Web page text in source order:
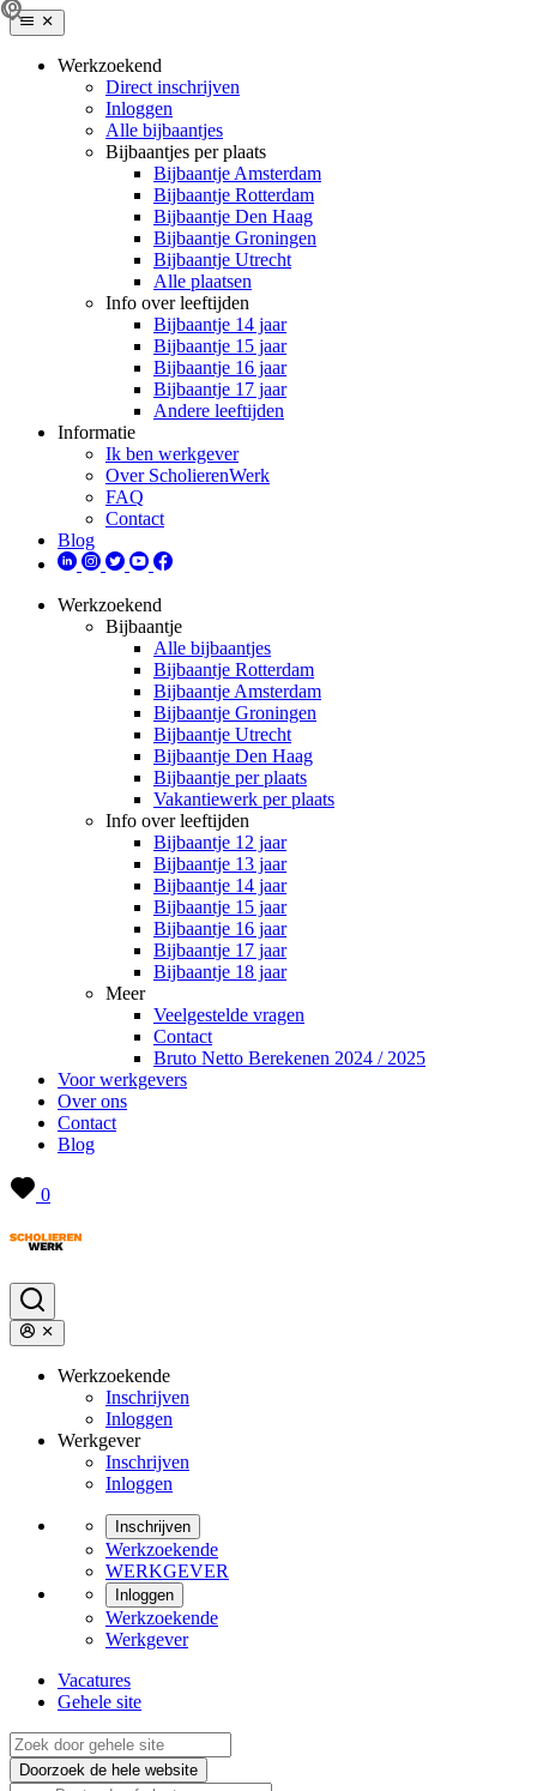
Werkzoekend
Direct inschrijven
Inloggen
Alle bijbaantjes
Bijbaantjes per plaats
Bijbaantje Amsterdam
Bijbaantje Rotterdam
Bijbaantje Den Haag
Bijbaantje Groningen
Bijbaantje Utrecht
Alle plaatsen
Info over leeftijden
Bijbaantje 14 jaar
Bijbaantje 15 jaar
Bijbaantje 16 jaar
Bijbaantje 17 jaar
Andere leeftijden
Informatie
Ik ben werkgever
Over ScholierenWerk
FAQ
Contact
Blog
Werkzoekend
Bijbaantje
Alle bijbaantjes
Bijbaantje Rotterdam
Bijbaantje Amsterdam
Bijbaantje Groningen
Bijbaantje Utrecht
Bijbaantje Den Haag
Bijbaantje per plaats
Vakantiewerk per plaats
Info over leeftijden
Bijbaantje 12 jaar
Bijbaantje 13 jaar
Bijbaantje 14 jaar
Bijbaantje 15 jaar
Bijbaantje 16 jaar
Bijbaantje 17 jaar
Bijbaantje 18 jaar
Meer
Veelgestelde vragen
Contact
Bruto Netto Berekenen 2024 / 2025
Voor werkgevers
Over ons
Contact
Blog
0
Werkzoekende
Inschrijven
Inloggen
Werkgever
Inschrijven
Inloggen
Inschrijven
Werkzoekende
WERKGEVER
Inloggen
Werkzoekende
Werkgever
Vacatures
Gehele site